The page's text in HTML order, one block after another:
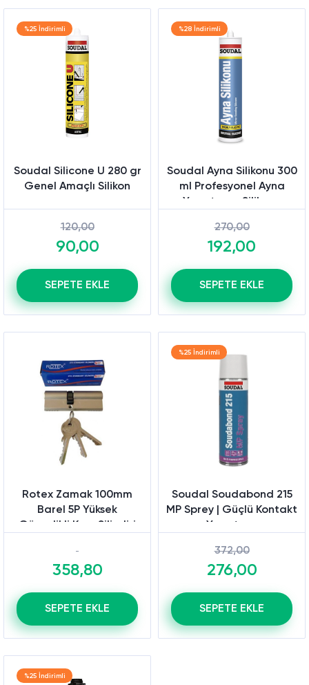
%25 İndirimli
Soudal Silicone U 280 gr
Genel Amaçlı Silikon
120,00
90,00
SEPETE EKLE
%28 İndirimli
Soudal Ayna Silikonu 300
ml Profesyonel Ayna
Yapıştırma Silikonu
270,00
192,00
SEPETE EKLE
Rotex Zamak 100mm
Barel 5P Yüksek
Güvenlikli Kapı Silindiri
358,80
SEPETE EKLE
%25 İndirimli
Soudal Soudabond 215
MP Sprey | Güçlü Kontakt
Yapıştırıcı
372,00
276,00
SEPETE EKLE
%25 İndirimli